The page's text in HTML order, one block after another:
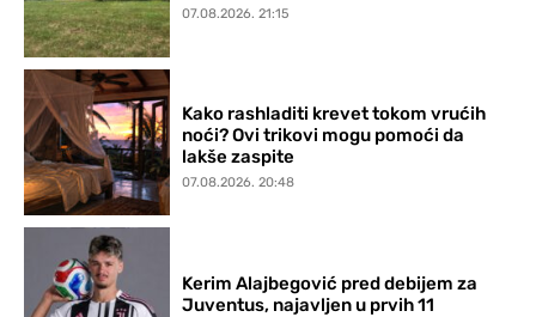
07.08.2026. 21:15
Kako rashladiti krevet tokom vrućih
noći? Ovi trikovi mogu pomoći da
lakše zaspite
07.08.2026. 20:48
Kerim Alajbegović pred debijem za
Juventus, najavljen u prvih 11